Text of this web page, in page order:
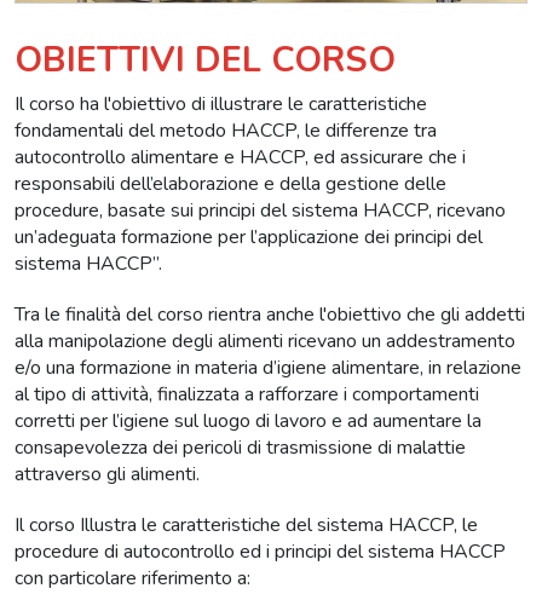
OBIETTIVI DEL CORSO
Il corso ha l'obiettivo di illustrare le caratteristiche
fondamentali del metodo HACCP, le differenze tra
autocontrollo alimentare e HACCP, ed assicurare che i
responsabili dell’elaborazione e della gestione delle
procedure, basate sui principi del sistema HACCP, ricevano
un’adeguata formazione per l’applicazione dei principi del
sistema HACCP”.
Tra le finalità del corso rientra anche l'obiettivo che gli addetti
alla manipolazione degli alimenti ricevano un addestramento
e/o una formazione in materia d’igiene alimentare, in relazione
al tipo di attività, finalizzata a rafforzare i comportamenti
corretti per l’igiene sul luogo di lavoro e ad aumentare la
consapevolezza dei pericoli di trasmissione di malattie
attraverso gli alimenti.
Il corso Illustra le caratteristiche del sistema HACCP, le
procedure di autocontrollo ed i principi del sistema HACCP
con particolare riferimento a: